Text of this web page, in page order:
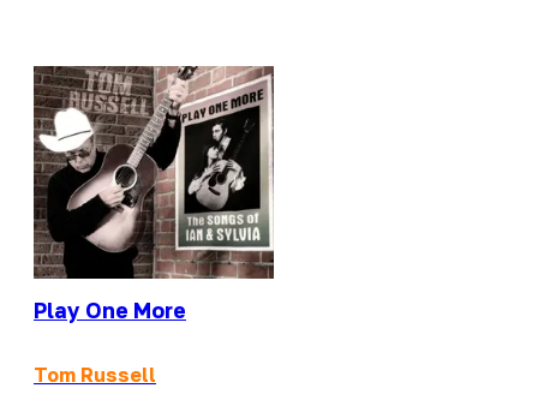
Play One More
Tom Russell